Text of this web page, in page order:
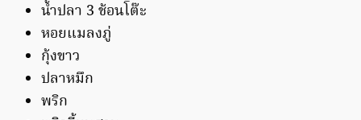
น้ำปลา 3 ช้อนโต๊ะ
หอยแมลงภู่
กุ้งขาว
ปลาหมึก
พริก